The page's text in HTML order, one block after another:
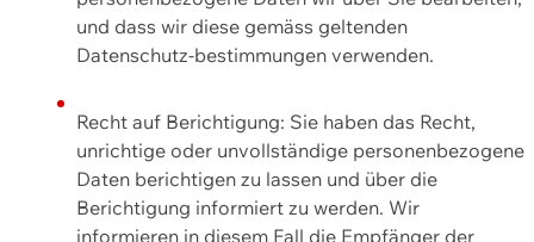
und dass wir diese gemäss geltenden
Datenschutz-bestimmungen verwenden.
Recht auf Berichtigung: Sie haben das Recht,
unrichtige oder unvollständige personenbezogene
Daten berichtigen zu lassen und über die
Berichtigung informiert zu werden. Wir
informieren in diesem Fall die Empfänger der